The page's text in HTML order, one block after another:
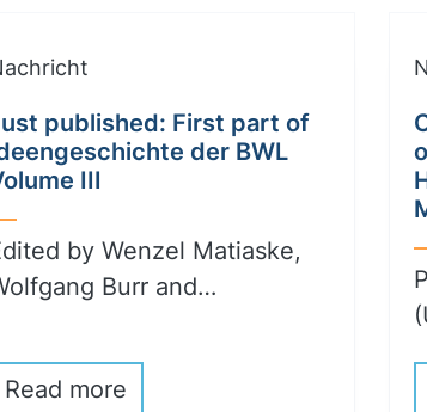
published: First part of
der BWL
III
by Wenzel Matiaske,
Burr and…
Read more